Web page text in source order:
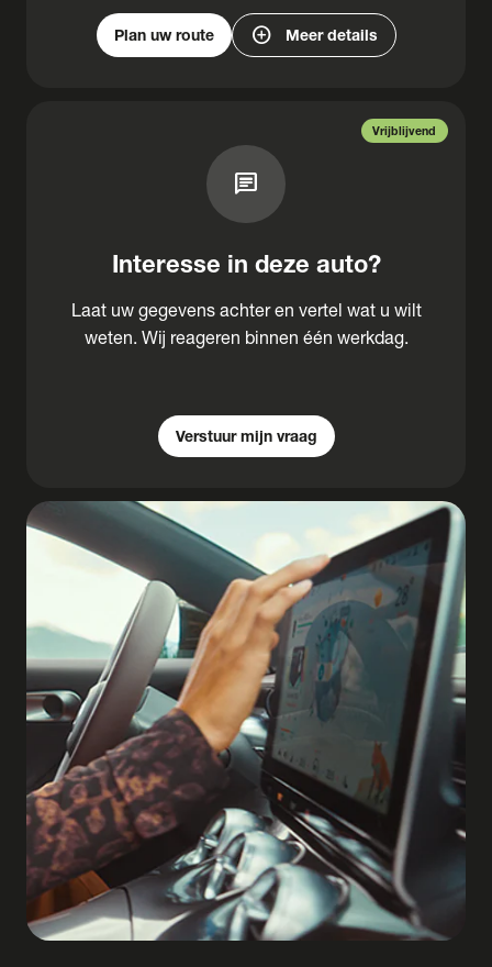
Plan uw route add_circle Meer details
Vrijblijvend
chat
Interesse in deze auto?
Laat uw gegevens achter en vertel wat u wilt
weten. Wij reageren binnen één werkdag.
Verstuur mijn vraag